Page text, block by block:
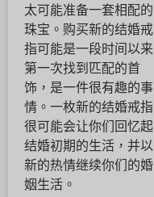
太可能准备一套相配的
珠宝。购买新的结婚戒
指可能是一段时间以来
第一次找到匹配的首
饰，是一件很有趣的事
情。一枚新的结婚戒指
很可能会让你们回忆起
结婚初期的生活，并以
新的热情继续你们的婚
姻生活。